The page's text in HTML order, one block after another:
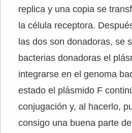
replica y una copia se
la célula receptora.
las dos son donadoras, se
bacterias donadoras el
integrarse en el genoma
estado el plásmido F
conjugación y, al hacerlo,
consigo una buena parte